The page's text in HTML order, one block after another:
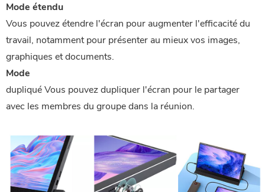
Mode étendu
Vous pouvez étendre l'écran pour augmenter l'efficacité du
travail, notamment pour présenter au mieux vos images,
graphiques et documents.
Mode
dupliqué Vous pouvez dupliquer l'écran pour le partager
avec les membres du groupe dans la réunion.